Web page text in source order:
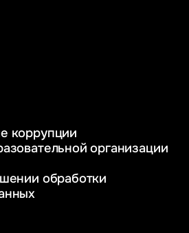
коммерческой
и медиация
развитием
технологии в бизнесе
и программное
процессов
ресурсами
коррупции
организации
обработки